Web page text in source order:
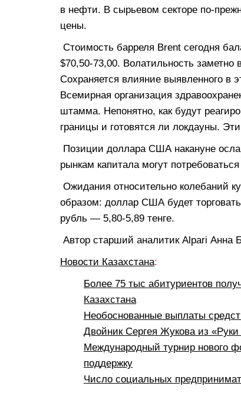
в нефти. В сырьевом секторе по-
цены.
Стоимость барреля Brent сегодня
$70,50-73,00. Волатильность
Сохраняется влияние выявленного в
Всемирная организация
штамма. Непонятно, как будут
границы и готовятся ли локдауны.
Позиции доллара США накануне
рынкам капитала могут
Ожидания относительно колебаний
образом: доллар США будет
рубль — 5,80-5,89 тенге.
Автор старший аналитик Alpari Анна
Новости Казахстана:
Более 75 тыс абитуриентов
Казахстана
Необоснованные выплаты
Двойник Сергея Жукова из
Международный турнир нового
поддержку
Число социальных